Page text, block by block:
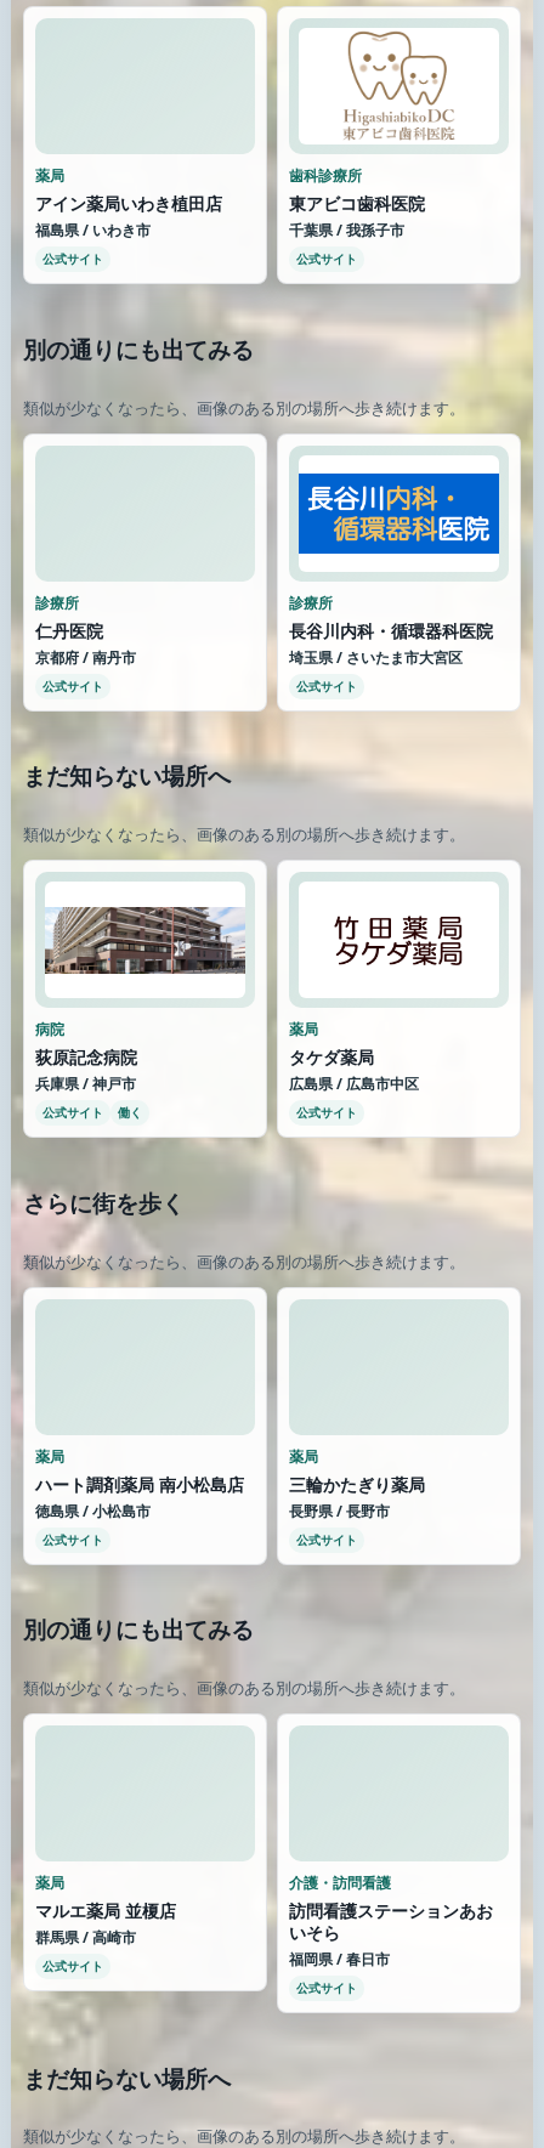
薬局
アイン薬局いわき植田店
福島県 / いわき市
公式サイト
歯科診療所
東アビコ歯科医院
千葉県 / 我孫子市
公式サイト
別の通りにも出てみる
類似が少なくなったら、画像のある別の場所へ歩き続けます。
診療所
仁丹医院
京都府 / 南丹市
公式サイト
診療所
長谷川内科・循環器科医院
埼玉県 / さいたま市大宮区
公式サイト
まだ知らない場所へ
類似が少なくなったら、画像のある別の場所へ歩き続けます。
病院
荻原記念病院
兵庫県 / 神戸市
公式サイト 働く
薬局
タケダ薬局
広島県 / 広島市中区
公式サイト
さらに街を歩く
類似が少なくなったら、画像のある別の場所へ歩き続けます。
薬局
ハート調剤薬局 南小松島店
徳島県 / 小松島市
公式サイト
薬局
三輪かたぎり薬局
長野県 / 長野市
公式サイト
別の通りにも出てみる
類似が少なくなったら、画像のある別の場所へ歩き続けます。
薬局
マルエ薬局 並榎店
群馬県 / 高崎市
公式サイト
介護・訪問看護
訪問看護ステーションあお
いそら
福岡県 / 春日市
公式サイト
まだ知らない場所へ
類似が少なくなったら、画像のある別の場所へ歩き続けます。